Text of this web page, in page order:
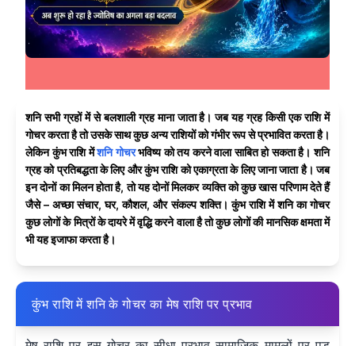
शनि सभी ग्रहों में से बलशाली ग्रह माना जाता है। जब यह ग्रह किसी एक राशि में
गोचर करता है तो उसके साथ कुछ अन्य राशियों को गंभीर रूप से प्रभावित करता है।
लेकिन कुंभ राशि मेंशनि गोचरभविष्य को तय करने वाला साबित हो सकता है। शनि
ग्रह को प्रतिबद्धता के लिए और कुंभ राशि को एकाग्रता के लिए जाना जाता है। जब
इन दोनों का मिलन होता है, तो यह दोनों मिलकर व्यक्ति को कुछ खास परिणाम देते हैं
जैसे – अच्छा संचार, घर, कौशल, और संकल्प शक्ति। कुंभ राशि में शनि का गोचर
कुछ लोगों के मित्रों के दायरे में वृद्धि करने वाला है तो कुछ लोगों की मानसिक क्षमता में
भी यह इजाफा करता है।
कुंभ राशि में शनि के गोचर का मेष राशि पर प्रभाव